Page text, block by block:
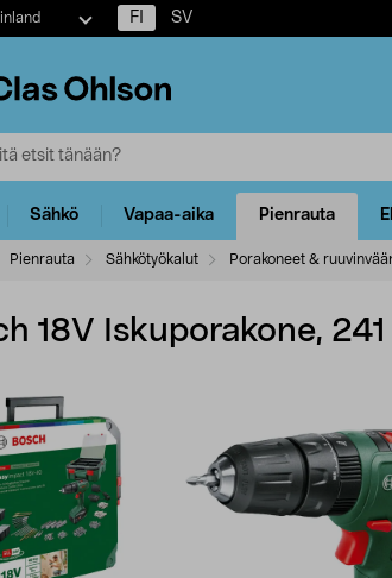
FI SV
Sähkö Vapaa-aika Pienrauta
Pienrauta Sähkötyökalut Porakoneet &
18V Iskuporakone,